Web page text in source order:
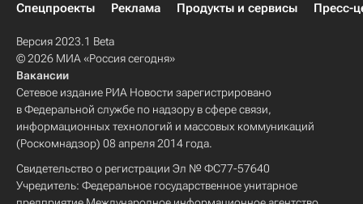
Спецпроекты
Реклама Продукты и сервисы Пресс-
Версия 2023.1 Beta
© 2026 МИА «Россия сегодня»
Вакансии
Сетевое издание РИА Новости зарегистрировано
в Федеральной службе по надзору в сфере связи,
информационных технологий и массовых коммуникаций
(Роскомнадзор) 08 апреля 2014 года.
Свидетельство о регистрации Эл № ФС77-57640
Учредитель: Федеральное государственное унитарное